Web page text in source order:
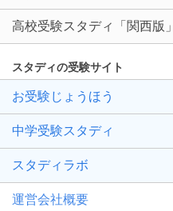
高校受験スタディ「関西版」
スタディの受験サイト
お受験じょうほう
中学受験スタディ
スタディラボ
運営会社概要